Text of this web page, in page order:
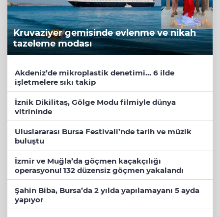
Kruvaziyer gemisinde evlenme ve nikah
tazeleme modası
Akdeniz’de mikroplastik denetimi... 6 ilde
işletmelere sıkı takip
İznik Dikilitaş, Gölge Modu filmiyle ‎dünya
vitrininde
Uluslararası Bursa Festivali’nde tarih ve müzik
buluştu
İzmir ve Muğla’da göçmen kaçakçılığı
operasyonu! 132 düzensiz göçmen yakalandı
Şahin Biba, Bursa’da 2 yılda yapılamayanı 5 ayda
yapıyor